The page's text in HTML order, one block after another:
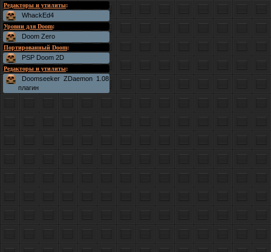
Редакторы и утилиты:
WhackEd4
Уровни для Doom:
Doom Zero
Портированный Doom:
PSP Doom 2D
Редакторы и утилиты:
Doomseeker ZDaemon 1.08
плагин